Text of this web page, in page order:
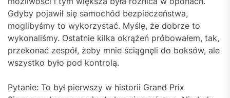
Gdyby pojawił się samochód bezpieczeństwa,
moglibyśmy to wykorzystać. Myślę, że dobrze to
wykonaliśmy. Ostatnie kilka okrążeń próbowałem, tak,
przekonać zespół, żeby mnie ściągnęli do boksów, ale
wszystko było pod kontrolą.
Pytanie: To był pierwszy w historii Grand Prix